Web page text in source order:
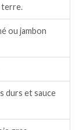
terre.
ou jambon
durs et sauce